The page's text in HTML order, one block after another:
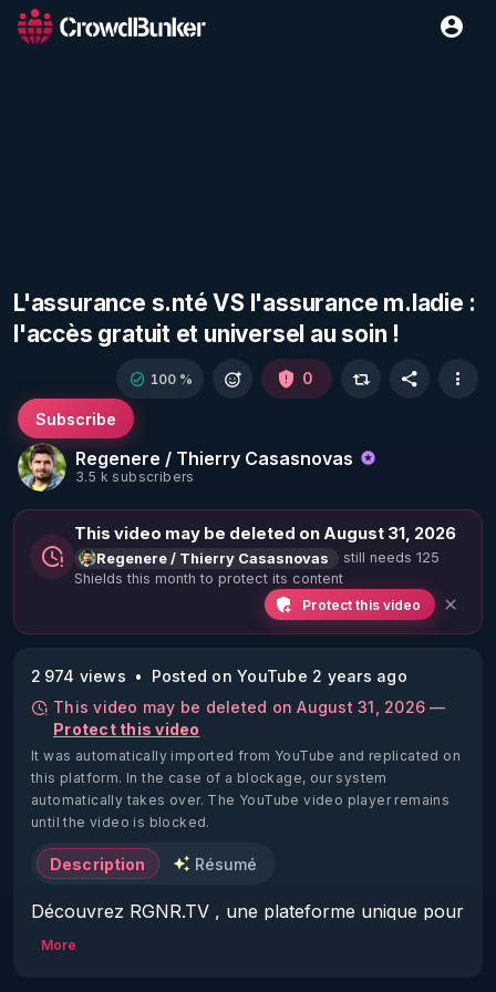
L'assurance s.nté VS l'assurance m.ladie :
l'accès gratuit et universel au soin !
Regenere / Thierry Casasnovas
3.5 k subscribers
Subscribe
100 % 0
This video may be deleted on August 31, 2026
Regenere / Thierry Casasnovas
still needs 125
Shields this month to protect its content
Protect this video
2 974 views
Posted on YouTube 2 years ago
This video may be deleted on August 31, 2026 —
Protect this video
It was automatically imported from YouTube and replicated on
this platform. In the case of a blockage, our system
automatically takes over. The YouTube video player remains
until the video is blocked.
Description Résumé
Découvrez RGNR.TV , une plateforme unique pour
accéder aux meilleures informations en terme de
More